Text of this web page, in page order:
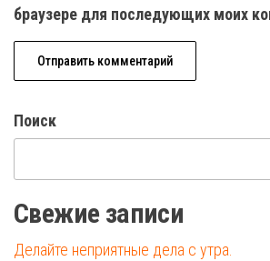
браузере для последующих моих
Поиск
Свежие записи
Делайте неприятные дела с утра.